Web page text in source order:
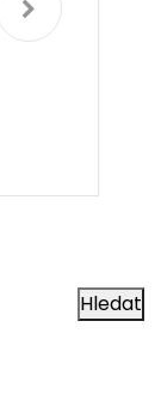
Hledat